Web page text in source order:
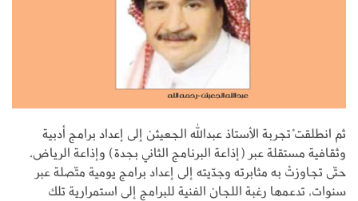
ثم انطلقت ْتجربة الأستاذ عبدالله الجعيثن إلى إعداد برامج أدبية
وثقافية مستقلة عبر (إذاعة البرنامج الثاني بجدة) وإذاعة الرياض،
حتّى تجاوزتْ به مثابرته وجدّيته إلى إعداد برامج يومية متّصلة عبر
سنوات، تدعمها رغبة اللجان الفنية للبرامج إلى استمرارية تلك